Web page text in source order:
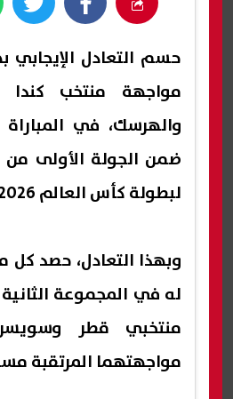
حسم التعادل
مواجهة منتخب كندا
والهرسك، في
ضمن الجولة الأولى من
لبطولة كأس العالم 2026.
وبهذا التعادل، حصد
له في المجموعة
منتخبي قطر
مواجهتهما المرتقبة